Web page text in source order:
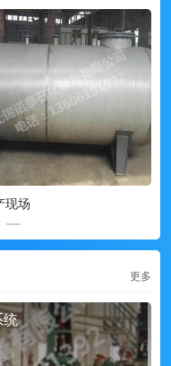
现场
更多
统